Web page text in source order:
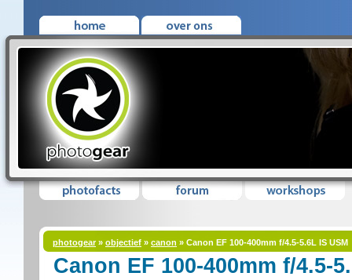
photogear» objectief » canon » Canon EF 100-400mm f/4.5-5.6L IS USM
Canon EF 100-400mm f/4.5-